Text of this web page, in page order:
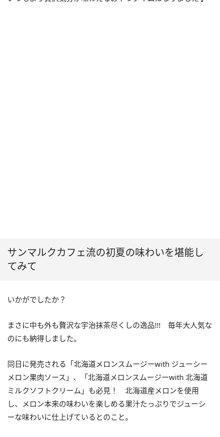
サンマルクカフェ流の初夏の味わいを堪能し
てみて
いかがでしたか？
まさに中も外も贅沢な宇治抹茶尽くしの逸品!!! 毎年大人気な
のにも納得しました。
同日に発売される「北海道メロンスムージーwith ジューシー
メロン果肉ソース」、「北海道メロンスムージーwith 北海道
ミルクソフトクリーム」も必見！ 北海道産メロンを使用
し、メロン本来の味わいを楽しめる果汁たっぷりでジューシ
ーな味わいに仕上げているとのこと。